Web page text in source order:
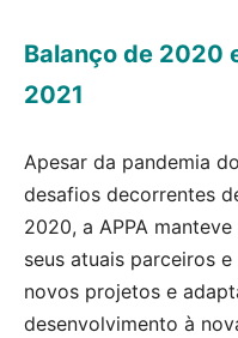
Balanço de 2020
2021
Apesar da pandemia
desafios decorrentes
2020, a APPA
seus atuais parceiros
novos projetos e
desenvolvimento à